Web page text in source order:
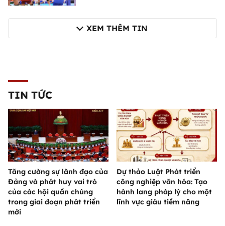
XEM THÊM TIN
TIN TỨC
Tăng cường sự lãnh đạo của
Đảng và phát huy vai trò
của các hội quần chúng
trong giai đoạn phát triển
mới
Dự thảo Luật Phát triển
công nghiệp văn hóa: Tạo
hành lang pháp lý cho một
lĩnh vực giàu tiềm năng